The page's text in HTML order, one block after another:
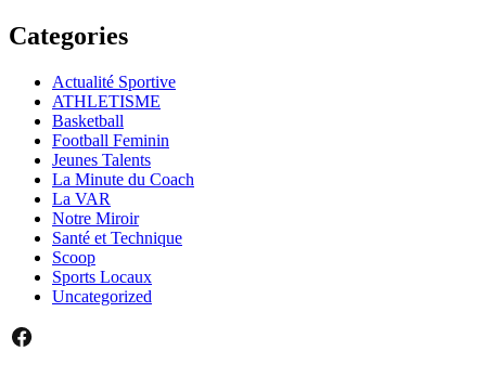
Categories
Actualité Sportive
ATHLETISME
Basketball
Football Feminin
Jeunes Talents
La Minute du Coach
La VAR
Notre Miroir
Santé et Technique
Scoop
Sports Locaux
Uncategorized